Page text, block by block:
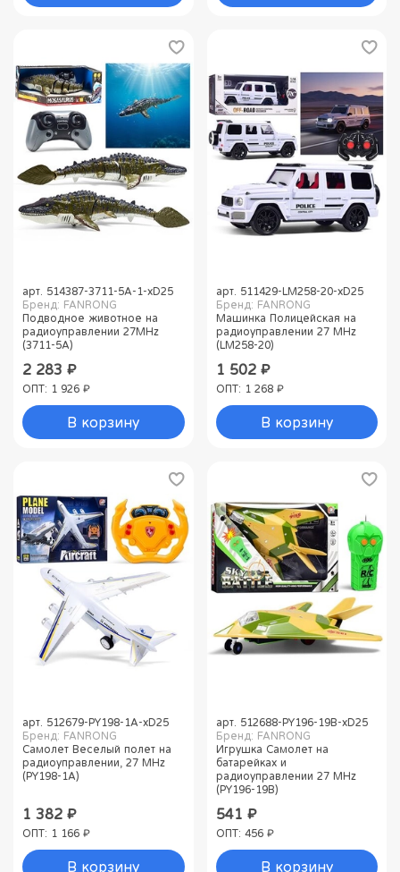
арт. 514387-3711-5A-1-хD25
Бренд: FANRONG
Подводное животное на
радиоуправлении 27MHz
(3711-5A)
2 283 ₽
ОПТ: 1 926 ₽
В корзину
арт.
511429-LM258-20-хD25
Бренд: FANRONG
Машинка Полицейская на
радиоуправлении 27 MHz
(LM258-20)
1 502 ₽
ОПТ: 1 268 ₽
В корзину
арт. 512679-PY198-1A-хD25
Бренд: FANRONG
Самолет Веселый полет на
радиоуправлении, 27 MHz
(PY198-1A)
1 382 ₽
ОПТ: 1 166 ₽
В корзину
арт.
512688-PY196-19B-хD25
Бренд: FANRONG
Игрушка Самолет на
батарейках и
радиоуправлении 27 MHz
(PY196-19B)
541 ₽
ОПТ: 456 ₽
В корзину